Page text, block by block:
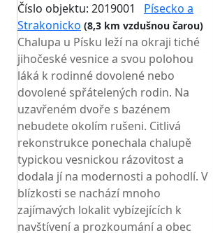
Číslo objektu: 2019001
Písecko a
Strakonicko (8,3 km vzdušnou čarou)
Chalupa u Písku leží na okraji tiché
jihočeské vesnice a svou polohou
láká k rodinné dovolené nebo
dovolené spřátelených rodin. Na
uzavřeném dvoře s bazénem
nebudete okolím rušeni. Citlivá
rekonstrukce ponechala chalupě
typickou vesnickou rázovitost a
dodala jí na modernosti a pohodlí. V
blízkosti se nachází mnoho
zajímavých lokalit vybízejících k
navštívení a prozkoumání a obec